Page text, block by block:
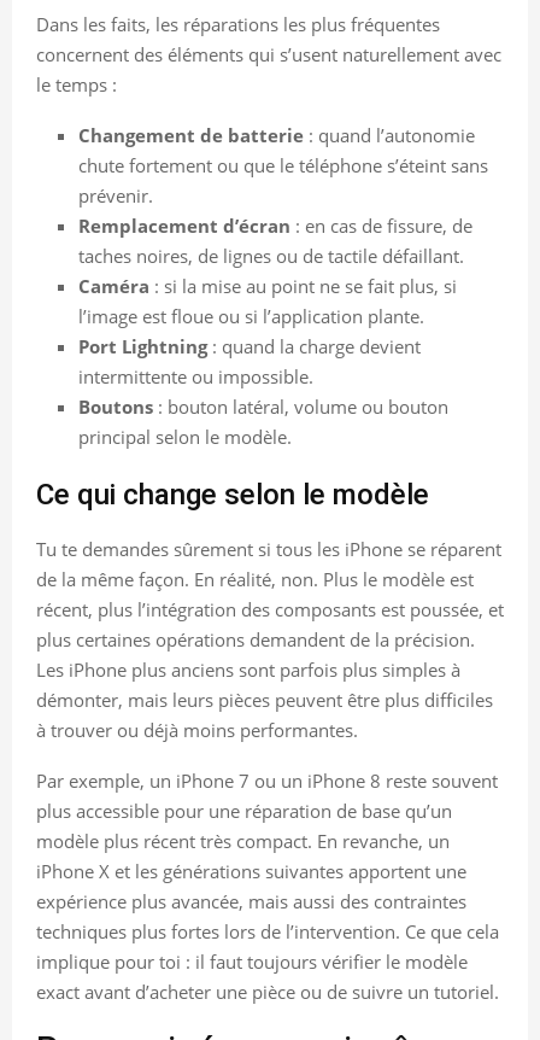
Dans les faits, les réparations les plus fréquentes
concernent des éléments qui s’usent naturellement avec
le temps :
Changement de batterie : quand l’autonomie
chute fortement ou que le téléphone s’éteint sans
prévenir.
Remplacement d’écran : en cas de fissure, de
taches noires, de lignes ou de tactile défaillant.
Caméra : si la mise au point ne se fait plus, si
l’image est floue ou si l’application plante.
Port Lightning: quand la charge devient
intermittente ou impossible.
Boutons : bouton latéral, volume ou bouton
principal selon le modèle.
Ce qui change selon le modèle
Tu te demandes sûrement si tous les iPhone se réparent
de la même façon. En réalité, non. Plus le modèle est
récent, plus l’intégration des composants est poussée, et
plus certaines opérations demandent de la précision.
Les iPhone plus anciens sont parfois plus simples à
démonter, mais leurs pièces peuvent être plus difficiles
à trouver ou déjà moins performantes.
Par exemple, un iPhone 7 ou un iPhone 8 reste souvent
plus accessible pour une réparation de base qu’un
modèle plus récent très compact. En revanche, un
iPhone X et les générations suivantes apportent une
expérience plus avancée, mais aussi des contraintes
techniques plus fortes lors de l’intervention. Ce que cela
implique pour toi : il faut toujours vérifier le modèle
exact avant d’acheter une pièce ou de suivre un tutoriel.